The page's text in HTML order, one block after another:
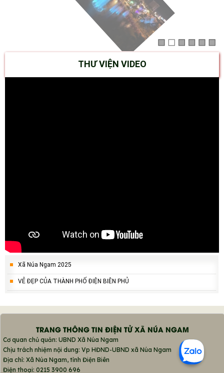
THƯ VIỆN VIDEO
Xã Núa Ngam 2025
VẺ ĐẸP CỦA THÀNH PHỐ ĐIỆN BIÊN PHỦ
TRANG THÔNG TIN ĐIỆN TỬ XÃ NÚA NGAM
Cơ quan chủ quản: UBND Xã Núa Ngam
Chịu trách nhiệm nội dung: Vp HĐND-UBND xã Núa Ngam
Địa chỉ: Xã Núa Ngam, tỉnh Điện Biên
Điện thoại: 0215 3900 696